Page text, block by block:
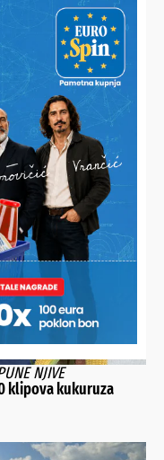
POŠALJI
NJIVE
klipova kukuruza